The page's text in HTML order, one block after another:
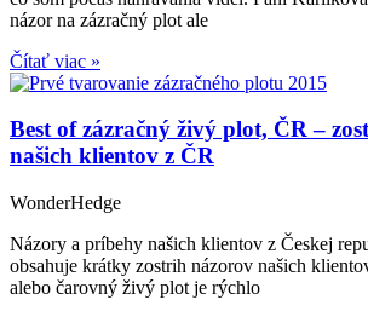
názor na zázračný plot ale
Čítať viac »
Best of zázračný živý plot, ČR –
našich klientov z ČR
WonderHedge
Názory a príbehy našich klientov z Českej
obsahuje krátky zostrih názorov našich
alebo čarovný živý plot je rýchlo